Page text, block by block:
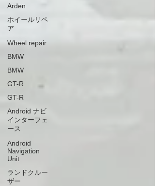
Arden
ホイールリペ
ア
Wheel repair
BMW
BMW
GT-R
GT-R
Android ナビ
インターフェ
ース
Android
Navigation
Unit
ランドクルー
ザー